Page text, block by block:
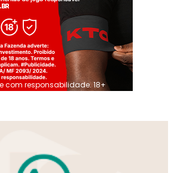
com responsabilidade. 18+